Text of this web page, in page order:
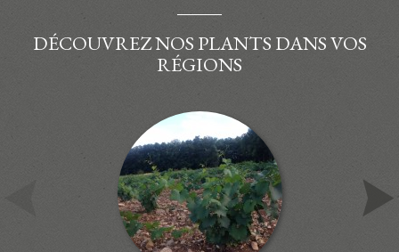
DÉCOUVREZ NOS PLANTS DANS VOS
RÉGIONS